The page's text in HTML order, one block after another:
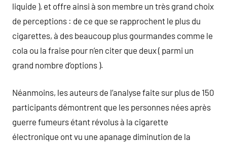
liquide ), et offre ainsi à son membre un très grand choix
de perceptions : de ce que se rapprochent le plus du
cigarettes, à des beaucoup plus gourmandes comme le
cola ou la fraise pour n’en citer que deux ( parmi un
grand nombre d’options ).
Néanmoins, les auteurs de l’analyse faite sur plus de 150
participants démontrent que les personnes nées après
guerre fumeurs étant révolus à la cigarette
électronique ont vu une apanage diminution de la